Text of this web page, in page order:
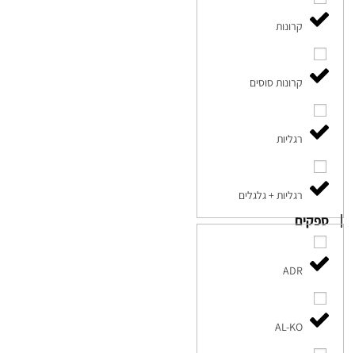
קרונות
קרונות סוסים
רגליות
רגליות + גלגלים
ספקים
ADR
AL-KO